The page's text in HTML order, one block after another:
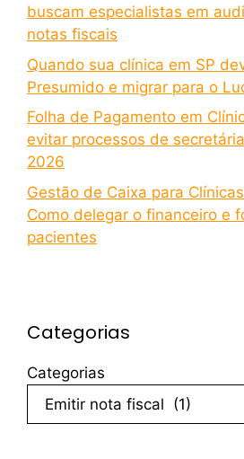
buscam especialistas em
notas fiscais
Quando sua clínica em SP
Presumido e migrar para o
Folha de Pagamento em
evitar processos de
2026
Gestão de Caixa para
Como delegar o financeiro e
pacientes
Categorias
Categorias